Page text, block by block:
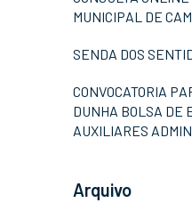
MUNICIPAL DE
SENDA DOS
CONVOCATORIA
DUNHA BOLSA DE
AUXILIARES
Arquivo